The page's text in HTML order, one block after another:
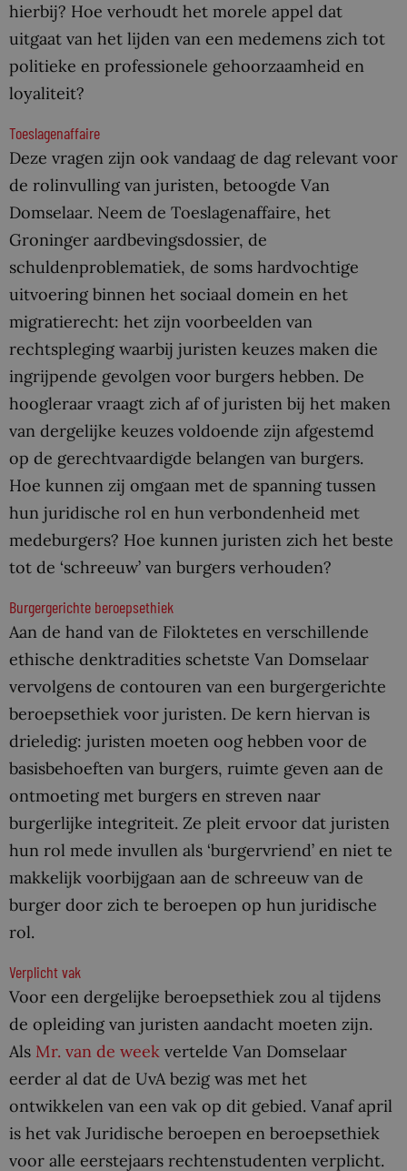
hierbij? Hoe verhoudt het morele appel dat
uitgaat van het lijden van een medemens zich tot
politieke en professionele gehoorzaamheid en
loyaliteit?
Toeslagenaffaire
Deze vragen zijn ook vandaag de dag relevant voor
de rolinvulling van juristen, betoogde Van
Domselaar. Neem de Toeslagenaffaire, het
Groninger aardbevingsdossier, de
schuldenproblematiek, de soms hardvochtige
uitvoering binnen het sociaal domein en het
migratierecht: het zijn voorbeelden van
rechtspleging waarbij juristen keuzes maken die
ingrijpende gevolgen voor burgers hebben. De
hoogleraar vraagt zich af of juristen bij het maken
van dergelijke keuzes voldoende zijn afgestemd
op de gerechtvaardigde belangen van burgers.
Hoe kunnen zij omgaan met de spanning tussen
hun juridische rol en hun verbondenheid met
medeburgers? Hoe kunnen juristen zich het beste
tot de ‘schreeuw’ van burgers verhouden?
Burgergerichte beroepsethiek
Aan de hand van de Filoktetes en verschillende
ethische denktradities schetste Van Domselaar
vervolgens de contouren van een burgergerichte
beroepsethiek voor juristen. De kern hiervan is
drieledig: juristen moeten oog hebben voor de
basisbehoeften van burgers, ruimte geven aan de
ontmoeting met burgers en streven naar
burgerlijke integriteit. Ze pleit ervoor dat juristen
hun rol mede invullen als ‘burgervriend’ en niet te
makkelijk voorbijgaan aan de schreeuw van de
burger door zich te beroepen op hun juridische
rol.
Verplicht vak
Voor een dergelijke beroepsethiek zou al tijdens
de opleiding van juristen aandacht moeten zijn.
Als Mr. van de week vertelde Van Domselaar
eerder al dat de UvA bezig was met het
ontwikkelen van een vak op dit gebied. Vanaf april
is het vak Juridische beroepen en beroepsethiek
voor alle eerstejaars rechtenstudenten verplicht.